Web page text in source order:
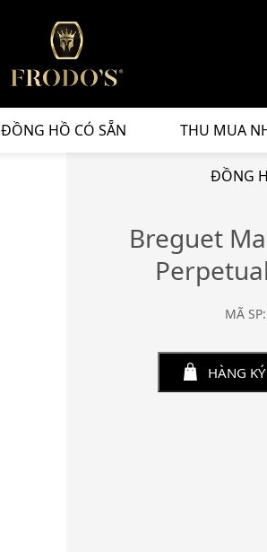
ĐỒNG HỒ CÓ SẴN THU MUA
ĐỒNG
Breguet
MÃ
HÀNG